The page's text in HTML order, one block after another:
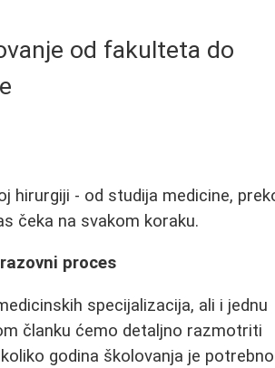
od fakulteta do
hirurgiji - od studija medicine,
čeka na svakom koraku.
proces
specijalizacija, ali i jednu
članku ćemo detaljno razmotriti
godina školovanja je